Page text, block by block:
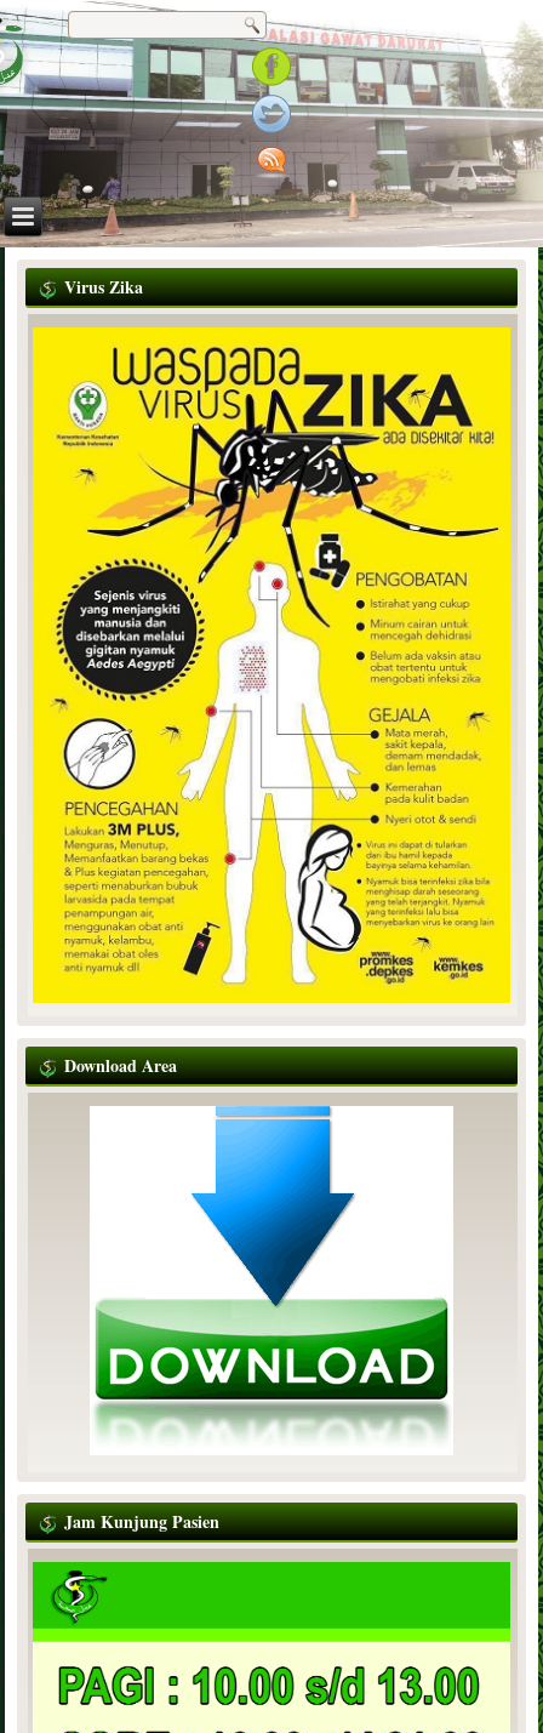
Virus Zika
Download Area
Jam Kunjung Pasien